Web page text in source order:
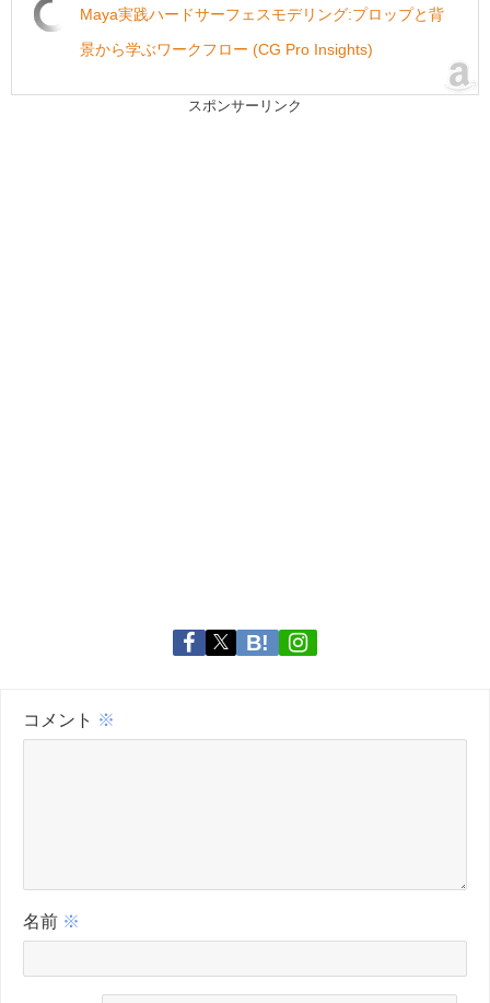
Maya実践ハードサーフェスモデリング:プロップと背
景から学ぶワークフロー (CG Pro Insights)
スポンサーリンク
コメント ※
名前 ※